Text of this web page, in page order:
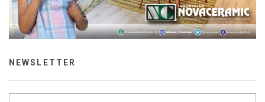
NEWSLETTER